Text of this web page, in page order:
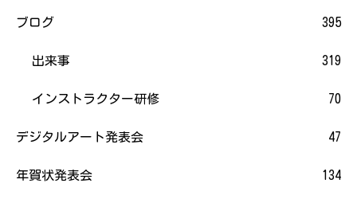
ブログ 395
出来事 319
インストラクター研修 70
デジタルアート発表会 47
年賀状発表会 134